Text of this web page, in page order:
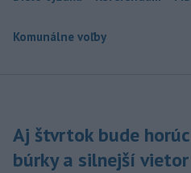
Komunálne voľby
Aj štvrtok bude
búrky a silnejší vietor